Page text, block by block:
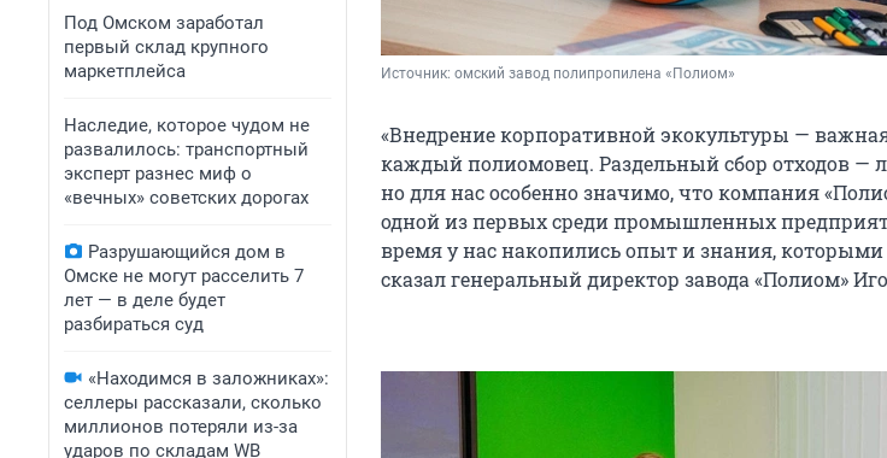
Под Омском заработал
первый склад крупного
маркетплейса
Наследие, которое чудом не
развалилось: транспортный
эксперт разнес миф о
«вечных» советских дорогах
Разрушающийся дом в
Омске не могут расселить 7
лет — в деле будет
разбираться суд
«Находимся в заложниках»:
селлеры рассказали, сколько
миллионов потеряли из-за
ударов по складам WB
Источник: омский завод полипропилена «Полиом»
«Внедрение корпоративной экокультуры —
каждый полиомовец. Раздельный сбор отходов —
но для нас особенно значимо, что компания
одной из первых среди промышленных
время у нас накопились опыт и знания, которыми
сказал генеральный директор завода «Полиом»